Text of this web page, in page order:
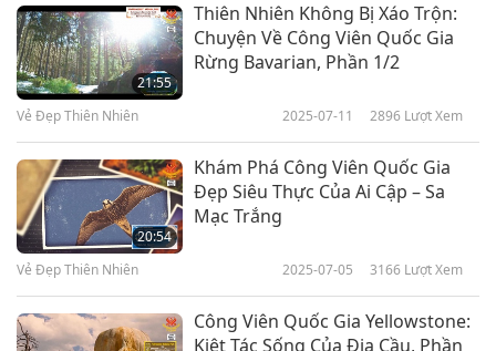
21:55
Thiên Nhiên Không Bị Xáo Trộn:
Chuyện Về Công Viên Quốc Gia
Rừng Bavarian, Phần 1/2
Vẻ Đẹp Thiên Nhiên 2025-07-11 2896 Lượt Xem
20:54
Khám Phá Công Viên Quốc Gia
Đẹp Siêu Thực Của Ai Cập – Sa
Mạc Trắng
Vẻ Đẹp Thiên Nhiên 2025-07-05 3166 Lượt Xem
Công Viên Quốc Gia Yellowstone:
Kiệt Tác Sống Của Địa Cầu, Phần